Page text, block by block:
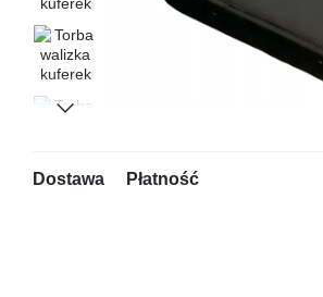
Dostawa Płatność